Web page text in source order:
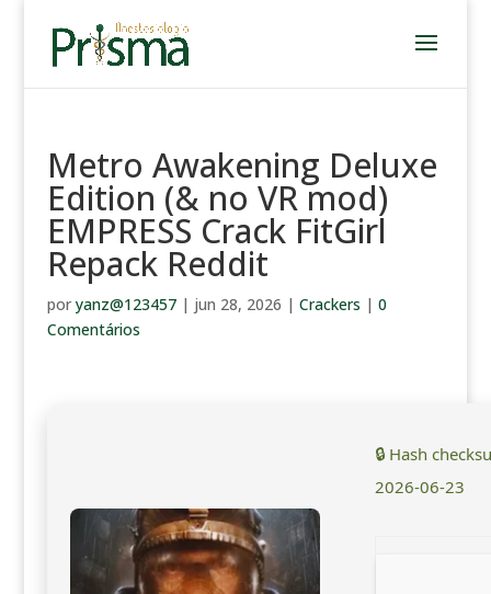
Metro Awakening Deluxe
Edition (& no VR mod)
EMPRESS Crack FitGirl
Repack Reddit
por yanz@123457| jun 28, 2026 | Crackers | 0
Comentários
🔒 Hash
2026-06-23